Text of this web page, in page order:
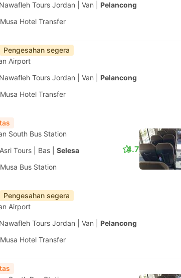
Tours Jordan Van Pelancong
Hotel Transfer
Pengesahan segera
Airport
Tours Jordan Van Pelancong
Hotel Transfer
South Bus Station
Tours Bas Selesa
Bus Station
4.7
Pengesahan segera
Airport
Tours Jordan Van Pelancong
Hotel Transfer